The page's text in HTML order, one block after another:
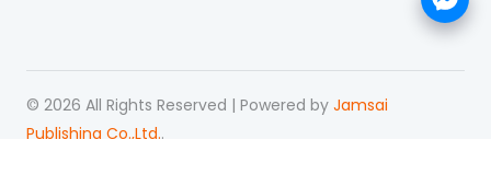
© 2026 All Rights Reserved | Powered by Jamsai
Publishing Co.,Ltd..